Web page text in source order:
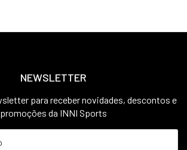
NEWSLETTER
para receber novidades, descontos e
promoções da INNI Sports